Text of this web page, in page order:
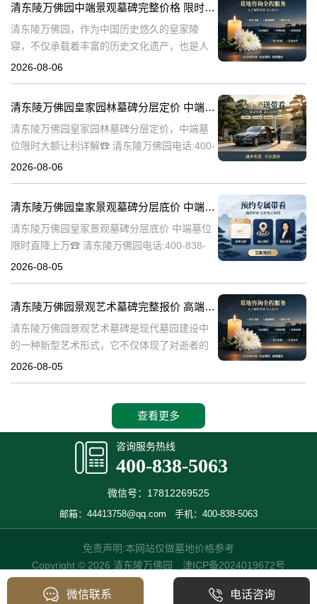
清东陵万佛园中端景观墓碑完整价格 限时减免多年管理费详解
清东陵万佛园，作为中国历史悠久的皇家陵
寝，不仅承载着丰富的历史文化遗产，也是人
们缅怀先人、寄托哀思的重要场所。近年来，
清
2026-08-06
清东陵万佛园皇家园林墓碑分层定价 中端墓位限时大额让利详解
清东陵万佛园皇家园林墓碑分层定价，中端墓
位限时大额让利详解☎ 清东陵万佛园电话:400-
838-5063清东陵万佛园，作为中国历史上著名
2026-08-06
清东陵万佛园皇家景观墓碑分层底价 中端墓位限时直降上万
清东陵万佛园皇家景观墓碑分层底价 中端墓位
限时直降上万☎ 清东陵万佛园电话:400-838-
5063清东陵万佛园，作为中国历史上著名的皇
2026-08-05
清东陵万佛园景观艺术墓碑完整报价 高端墓型大额直降活动详解
清东陵万佛园景观艺术墓碑是现代墓园建设中
的一种新型艺术形式，它不仅体现了对逝者的
尊重和缅怀，更是一种文化艺术的传承。本文
2026-08-05
查看更多
咨询服务热线
400-838-5063
微信号：17812269525
邮箱：44413758@qq.com 手机：400-838-5063
免责声明:本网站仅做墓地价格参考
Copyright © 2026 清东陵万佛园 津ICP备2024019672号
微信联系 电话咨询